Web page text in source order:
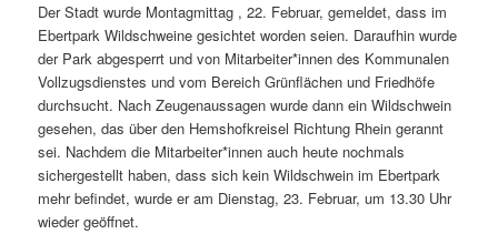
Der Stadt wurde Montagmittag , 22. Februar, gemeldet, dass im
Ebertpark Wildschweine gesichtet worden seien. Daraufhin wurde
der Park abgesperrt und von Mitarbeiter*innen des Kommunalen
Vollzugsdienstes und vom Bereich Grünflächen und Friedhöfe
durchsucht. Nach Zeugenaussagen wurde dann ein Wildschwein
gesehen, das über den Hemshofkreisel Richtung Rhein gerannt
sei. Nachdem die Mitarbeiter*innen auch heute nochmals
sichergestellt haben, dass sich kein Wildschwein im Ebertpark
mehr befindet, wurde er am Dienstag, 23. Februar, um 13.30 Uhr
wieder geöffnet.